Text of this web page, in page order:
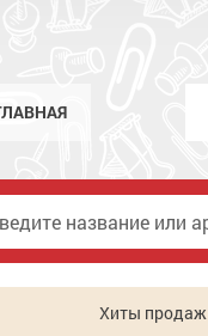
Хиты продаж